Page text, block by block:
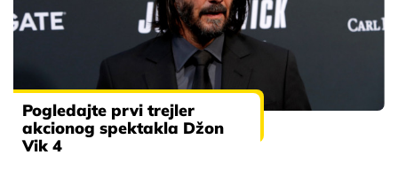
Pogledajte prvi trejler
akcionog spektakla Džon
Vik 4